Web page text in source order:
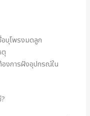
อบุโพรงมดลูก
องการฝังอุปกรณ์ใน